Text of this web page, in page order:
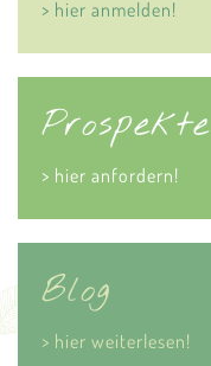
> hier anmelden!
Prospekte
> hier anfordern!
Blog
> hier weiterlesen!